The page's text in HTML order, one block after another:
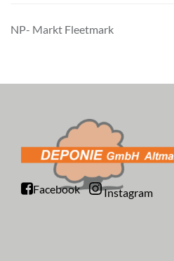
NP- Markt Fleetmark
Facebook Instagram